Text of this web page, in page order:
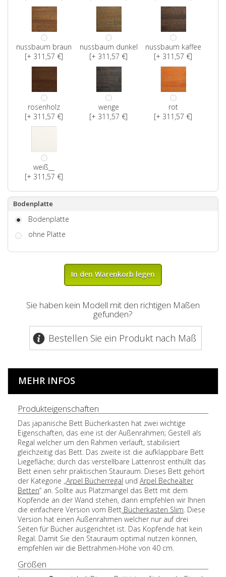
nussbaum braun
[+ 311,57 €]
nussbaum dunkel
[+ 311,57 €]
nussbaum kaffee
[+ 311,57 €]
rosenholz
[+ 311,57 €]
wenge
[+ 311,57 €]
rot
[+ 311,57 €]
weiß__
[+ 311,57 €]
Bodenplatte
Bodenplatte
ohne Platte
In den Warenkorb legen
Sie haben kein Modell mit den richtigen Maßen
gefunden?
Bestellen Sie ein Produkt nach Maß
MEHR INFOS
Produkteigenschaften
Das japanische Bett Bücherkasten hat zwei wichtige
Eigenschaften, das eine ist der Außenrahmen; Gestell als
Regal welcher um den Rahmen verläuft, stabilisiert
gleichzeitig das Bett. Das zweite ist die aufklappbare Bett
Liegefläche; durch das verstellbare Lattenrost enthüllt das
Bett einen sehr praktischen Stauraum. Dieses Bett gehört
der Kategorie „Arpel Bücherregal und Arpel Becheälter
Betten“ an. Sollte aus Platzmangel das Bett mit dem
Kopfende an der Wand stehen, dann empfehlen wir Ihnen
die einfachere Version vom Bett Bücherkasten Slim. Diese
Version hat einen Außenrahmen welcher nur auf drei
Seiten für Bücher ausgerichtet ist. Das Kopfende hat kein
Regal. Damit Sie den Stauraum optimal nutzen können,
empfehlen wir die Bettrahmen-Höhe von 40 cm.
Größen